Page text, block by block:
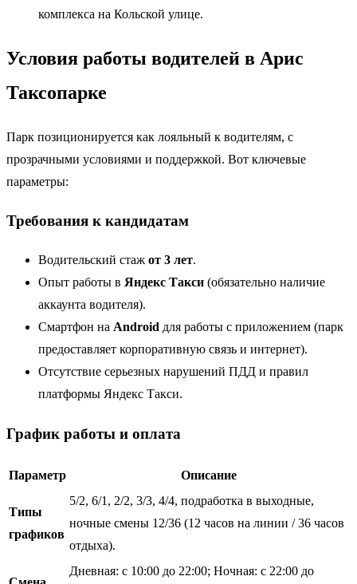
комплекса на Кольской улице.
Условия работы водителей в Арис
Таксопарке
Парк позиционируется как лояльный к водителям, с
прозрачными условиями и поддержкой. Вот ключевые
параметры:
Требования к кандидатам
Водительский стаж от 3 лет.
Опыт работы в Яндекс Такси (обязательно наличие
аккаунта водителя).
Смартфон на Android для работы с приложением (парк
предоставляет корпоративную связь и интернет).
Отсутствие серьезных нарушений ПДД и правил
платформы Яндекс Такси.
График работы и оплата
Параметр Описание
Типы
графиков
5/2, 6/1, 2/2, 3/3, 4/4, подработка в выходные,
ночные смены 12/36 (12 часов на линии / 36 часов
отдыха).
Дневная: с 10:00 до 22:00; Ночная: с 22:00 до